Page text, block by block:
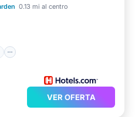
0.13 mi al centro
Terraza
Cocina
VER OFERTA